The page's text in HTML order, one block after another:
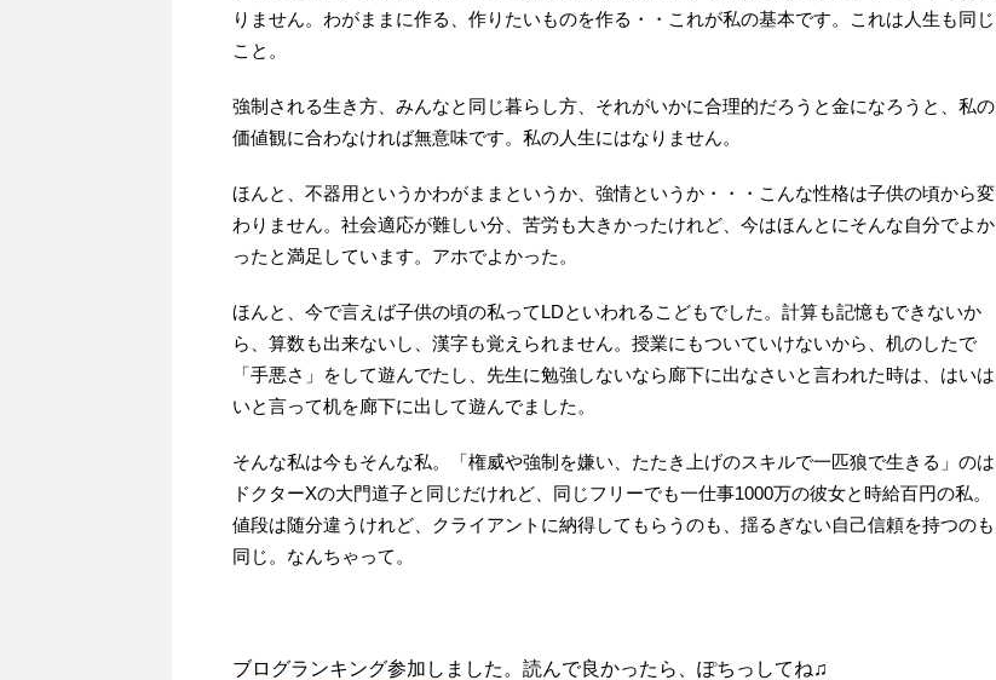
りません。わがままに作る、作りたいものを作る・・これが私の基本です。これは人生も同じ
こと。
強制される生き方、みんなと同じ暮らし方、それがいかに合理的だろうと金になろうと、私の
価値観に合わなければ無意味です。私の人生にはなりません。
ほんと、不器用というかわがままというか、強情というか・・・こんな性格は子供の頃から変
わりません。社会適応が難しい分、苦労も大きかったけれど、今はほんとにそんな自分でよか
ったと満足しています。アホでよかった。
ほんと、今で言えば子供の頃の私ってLDといわれるこどもでした。計算も記憶もできないか
ら、算数も出来ないし、漢字も覚えられません。授業にもついていけないから、机のしたで
「手悪さ」をして遊んでたし、先生に勉強しないなら廊下に出なさいと言われた時は、はいは
いと言って机を廊下に出して遊んでました。
そんな私は今もそんな私。「権威や強制を嫌い、たたき上げのスキルで一匹狼で生きる」のは
ドクターXの大門道子と同じだけれど、同じフリーでも一仕事1000万の彼女と時給百円の私。
値段は随分違うけれど、クライアントに納得してもらうのも、揺るぎない自己信頼を持つのも
同じ。なんちゃって。
ブログランキング参加しました。読んで良かったら、ぽちっしてね♫